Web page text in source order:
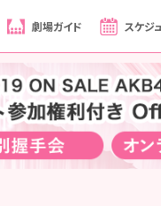
劇場ガイド スケジ